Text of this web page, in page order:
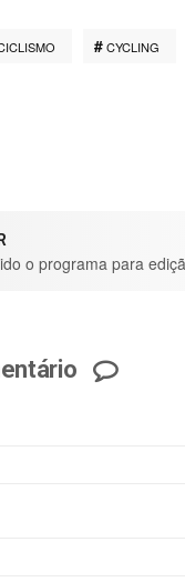
CYCLING
o programa para